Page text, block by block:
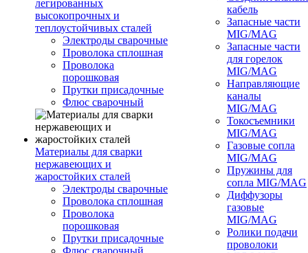
легированных
высокопрочных и
теплоустойчивых сталей
Электроды сварочные
Проволока сплошная
Проволока
порошковая
Прутки присадочные
Флюс сварочный
Материалы для сварки
нержавеющих и
жаростойких сталей
Электроды сварочные
Проволока сплошная
Проволока
порошковая
Прутки присадочные
Флюс сварочный
кабель
Запасные части
MIG/MAG
Запасные части
для горелок
MIG/MAG
Направляющие
каналы
MIG/MAG
Токосъемники
MIG/MAG
Газовые сопла
MIG/MAG
Пружины для
сопла MIG/MAG
Диффузоры
газовые
MIG/MAG
Ролики подачи
проволоки